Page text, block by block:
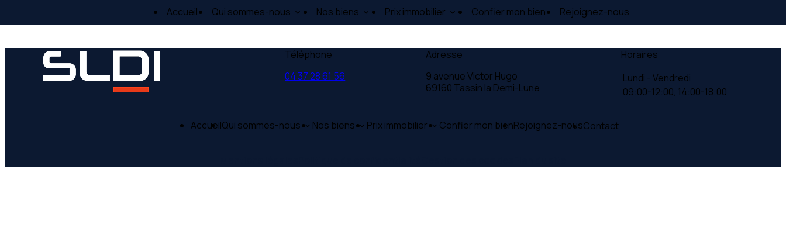
Accueil Qui sommes-nous Nos biens Prix immobilier Confier mon bien Rejoignez-nous
Téléphone
04 37 28 61 56
Adresse
9 avenue Victor Hugo
69160 Tassin la Demi-Lune
Horaires
Lundi - Vendredi
09:00-12:00, 14:00-18:00
AccueilQui sommes-nous Nos biens Prix immobilier Confier mon bienRejoignez-nousContact